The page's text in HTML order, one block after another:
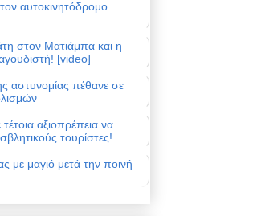
αυτοκινητόδρομο
στον Ματιάμπα και η
[video]
αστυνομίας πέθανε σε
αξιοπρέπεια να
τουρίστες!
με μαγιό μετά την ποινή